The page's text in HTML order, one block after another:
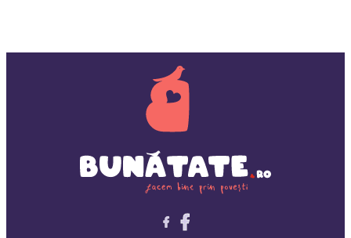
Follow me on X
Follow me on LinkedIn
Follow me on X